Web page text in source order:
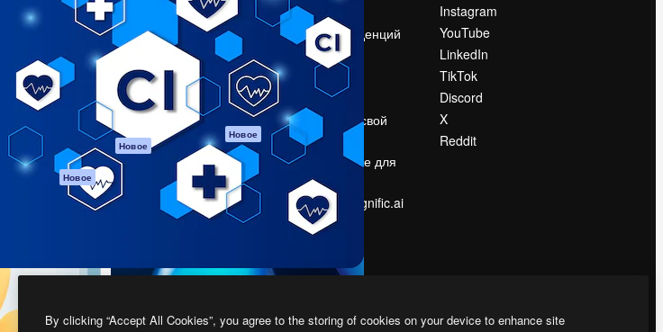
изображений ИИ
Генератор видео
Генератор голоса
на основе ИИ
Стоковый контент
MCP для
Claude/ChatGPT
Новое
Агенты Новое
Magnific
Служба
поддержки
Условия и
положения
Политика
конфиденциальности
Оригиналы
Новое
Политика файлов
cookie
Центр доверия
Партнеры
Вакансии
Поиск тенденций
Блог
Slidesgo
Продайте свой
контент
Помещение для
прессы
Ищете magnific.ai
Instagram
YouTube
LinkedIn
TikTok
Discord
X
Reddit
By clicking “Accept All Cookies”, you agree to the storing of cookies on your device to enhance site